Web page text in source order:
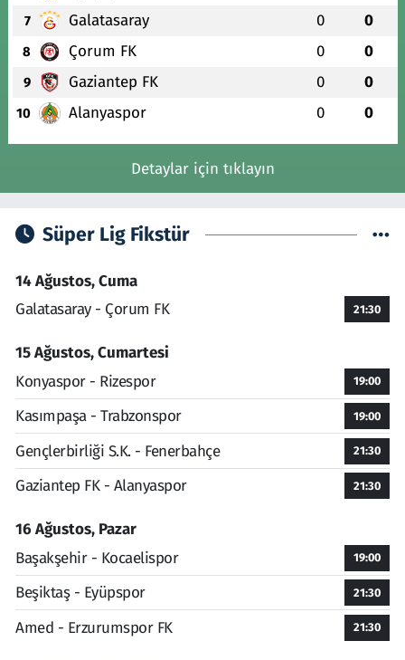
7 Galatasaray 0 0
8 Çorum FK 0 0
9 Gaziantep FK 0 0
10 Alanyaspor 0 0
Detaylar için tıklayın
Süper Lig Fikstür
14 Ağustos, Cuma
Galatasaray - Çorum FK
21:30
15 Ağustos, Cumartesi
Konyaspor - Rizespor
19:00
Kasımpaşa - Trabzonspor 19:00
Gençlerbirliği S.K. - Fenerbahçe 21:30
Gaziantep FK - Alanyaspor 21:30
16 Ağustos, Pazar
Başakşehir - Kocaelispor
19:00
Beşiktaş - Eyüpspor 21:30
Amed - Erzurumspor FK 21:30